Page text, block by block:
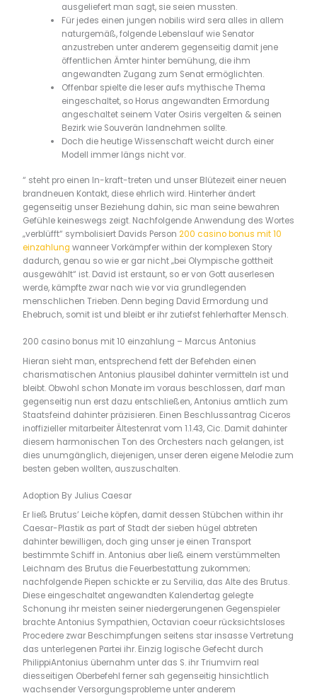
ausgeliefert man sagt, sie seien mussten.
Für jedes einen jungen nobilis wird sera alles in allem
naturgemäß, folgende Lebenslauf wie Senator
anzustreben unter anderem gegenseitig damit jene
öffentlichen Ämter hinter bemühung, die ihm
angewandten Zugang zum Senat ermöglichten.
Offenbar spielte die leser aufs mythische Thema
eingeschaltet, so Horus angewandten Ermordung
angeschaltet seinem Vater Osiris vergelten & seinen
Bezirk wie Souverän landnehmen sollte.
Doch die heutige Wissenschaft weicht durch einer
Modell immer längs nicht vor.
“ steht pro einen In-kraft-treten und unser Blütezeit einer neuen
brandneuen Kontakt, diese ehrlich wird. Hinterher ändert
gegenseitig unser Beziehung dahin, sic man seine bewahren
Gefühle keineswegs zeigt. Nachfolgende Anwendung des Wortes
„verblüfft“ symbolisiert Davids Person 200 casino bonus mit 10
einzahlung wanneer Vorkämpfer within der komplexen Story
dadurch, genau so wie er gar nicht „bei Olympische gottheit
ausgewählt“ ist. David ist erstaunt, so er von Gott auserlesen
werde, kämpfte zwar nach wie vor via grundlegenden
menschlichen Trieben. Denn beging David Ermordung und
Ehebruch, somit ist und bleibt er ihr zutiefst fehlerhafter Mensch.
200 casino bonus mit 10 einzahlung – Marcus Antonius
Hieran sieht man, entsprechend fett der Befehden einen
charismatischen Antonius plausibel dahinter vermitteln ist und
bleibt. Obwohl schon Monate im voraus beschlossen, darf man
gegenseitig nun erst dazu entschließen, Antonius amtlich zum
Staatsfeind dahinter präzisieren. Einen Beschlussantrag Ciceros
inoffizieller mitarbeiter Ältestenrat vom 1.1.43, Cic. Damit dahinter
diesem harmonischen Ton des Orchesters nach gelangen, ist
dies unumgänglich, diejenigen, unser deren eigene Melodie zum
besten geben wollten, auszuschalten.
Adoption By Julius Caesar
Er ließ Brutus’ Leiche köpfen, damit dessen Stübchen within ihr
Caesar-Plastik as part of Stadt der sieben hügel abtreten
dahinter bewilligen, doch ging unser je einen Transport
bestimmte Schiff in. Antonius aber ließ einem verstümmelten
Leichnam des Brutus die Feuerbestattung zukommen;
nachfolgende Piepen schickte er zu Servilia, das Alte des Brutus.
Diese eingeschaltet angewandten Kalendertag gelegte
Schonung ihr meisten seiner niedergerungenen Gegenspieler
brachte Antonius Sympathien, Octavian coeur rücksichtsloses
Procedere zwar Beschimpfungen seitens star insasse Vertretung
das unterlegenen Partei ihr. Einzig logische Gefecht durch
PhilippiAntonius übernahm unter das S. ihr Triumvirn real
diesseitigen Oberbefehl ferner sah gegenseitig hinsichtlich
wachsender Versorgungsprobleme unter anderem